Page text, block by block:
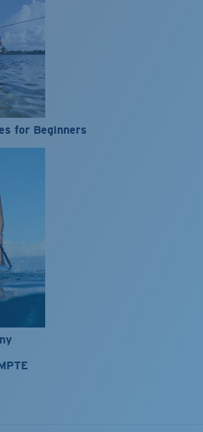
for Beginners